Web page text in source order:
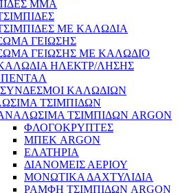
MMA
ΜΕ ΚΑΛΩΔΙΑ
ΓΕΙΩΣΗΣ
ΓΕΙΩΣΗΣ ΜΕ ΚΑΛΩΔΙΟ
ΗΛΕΚΤΡ/ΛΗΣΗΣ
ΚΑΛΩΔΙΩΝ
ΤΣΙΜΠΙΔΩΝ
ΤΣΙΜΠΙΔΩΝ ARGON
ΦΛΟΓΟΚΡΥΠΤΕΣ
ΜΠΕΚ ARGON
ΕΛΑΤΗΡΙΑ
ΔΙΑΝΟΜΕΙΣ ΑΕΡΙΟΥ
ΜΟΝΩΤΙΚΑ ΔΑΧΤΥΛΙΔΙΑ
ΡΑΜΦΗ ΤΣΙΜΠΙΔΩΝ ARGON